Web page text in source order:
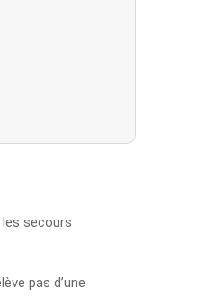
secours
pas d’une